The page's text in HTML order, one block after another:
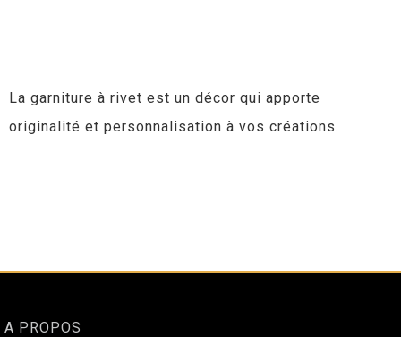
La garniture à rivet est un décor qui apporte
originalité et personnalisation à vos créations.
A PROPOS